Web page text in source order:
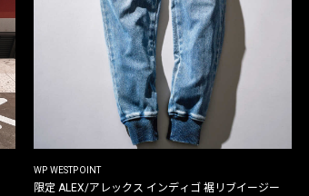
WP WESTPOINT
限定 ALEX/アレックス インディゴ 裾リブイージー